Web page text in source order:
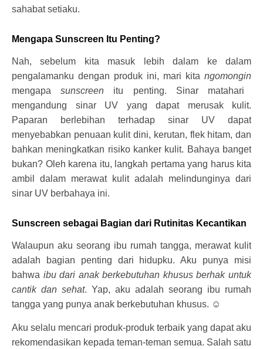
sahabat setiaku.
Mengapa Sunscreen Itu Penting?
Nah, sebelum kita masuk lebih dalam ke dalam
pengalamanku dengan produk ini, mari kita ngomongin
mengapasunscreen itu penting. Sinar matahari
mengandung sinar UV yang dapat merusak kulit.
Paparan berlebihan terhadap sinar UV dapat
menyebabkan penuaan kulit dini, kerutan, flek hitam, dan
bahkan meningkatkan risiko kanker kulit. Bahaya banget
bukan? Oleh karena itu, langkah pertama yang harus kita
ambil dalam merawat kulit adalah melindunginya dari
sinar UV berbahaya ini.
Sunscreen sebagai Bagian dari Rutinitas Kecantikan
Walaupun aku seorang ibu rumah tangga, merawat kulit
adalah bagian penting dari hidupku. Aku punya misi
bahwa ibu dari anak berkebutuhan khusus berhak untuk
cantik dan sehat. Yap, aku adalah seorang ibu rumah
tangga yang punya anak berkebutuhan khusus. ☺
Aku selalu mencari produk-produk terbaik yang dapat aku
rekomendasikan kepada teman-teman semua. Salah satu